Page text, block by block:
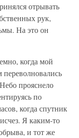
отрывать
рук,
На это он
когда мой
прояснело
по
когда спутник
Я каким-то
и тот же